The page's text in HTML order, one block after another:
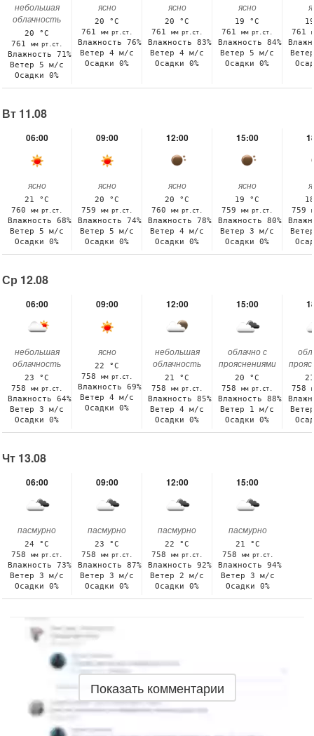
небольшая
облачность
20 °C
761 мм рт.ст.
Влажность 71%
Ветер 5 м/с
Осадки 0%
ясно
20 °C
761 мм рт.ст.
Влажность 76%
Ветер 4 м/с
Осадки 0%
ясно
20 °C
761 мм рт.ст.
Влажность 83%
Ветер 4 м/с
Осадки 0%
ясно
19 °C
761 мм рт.ст.
Влажность 84%
Ветер 5 м/с
Осадки 0%
761
Вт 11.08
06:00
ясно
21 °C
760 мм рт.ст.
Влажность 68%
Ветер 5 м/с
Осадки 0%
09:00
ясно
20 °C
759 мм рт.ст.
Влажность 74%
Ветер 5 м/с
Осадки 0%
12:00
ясно
20 °C
760 мм рт.ст.
Влажность 78%
Ветер 4 м/с
Осадки 0%
15:00
ясно
19 °C
759 мм рт.ст.
Влажность 80%
Ветер 3 м/с
Осадки 0%
759
Ср 12.08
06:00
небольшая
облачность
23 °C
758 мм рт.ст.
Влажность 64%
Ветер 3 м/с
Осадки 0%
09:00
ясно
22 °C
758 мм рт.ст.
Влажность 69%
Ветер 4 м/с
Осадки 0%
12:00
небольшая
облачность
21 °C
758 мм рт.ст.
Влажность 85%
Ветер 4 м/с
Осадки 0%
15:00
облачно с
прояснениями
20 °C
758 мм рт.ст.
Влажность 88%
Ветер 1 м/с
Осадки 0%
758
Чт 13.08
06:00
пасмурно
24 °C
758 мм рт.ст.
Влажность 73%
Ветер 3 м/с
Осадки 0%
09:00
пасмурно
23 °C
758 мм рт.ст.
Влажность 87%
Ветер 3 м/с
Осадки 0%
12:00
пасмурно
22 °C
758 мм рт.ст.
Влажность 92%
Ветер 2 м/с
Осадки 0%
15:00
пасмурно
21 °C
758
мм рт.ст.
Влажность 94%
Ветер 3 м/с
Осадки 0%
Показать комментарии